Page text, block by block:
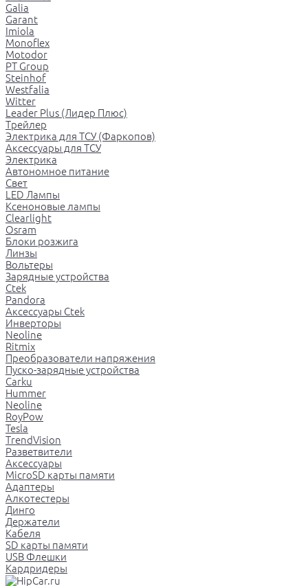
Galia
Garant
Imiola
Monoflex
Motodor
PT Group
Steinhof
Westfalia
Witter
Leader Plus (Лидер Плюс)
Трейлер
Электрика для ТСУ (Фаркопов)
Аксессуары для ТСУ
Электрика
Автономное питание
Свет
LED Лампы
Ксеноновые лампы
Clearlight
Osram
Блоки розжига
Линзы
Вольтеры
Зарядные устройства
Ctek
Pandora
Аксессуары Ctek
Инверторы
Neoline
Ritmix
Преобразователи напряжения
Пуско-зарядные устройства
Carku
Hummer
Neoline
RoyPow
Tesla
TrendVision
Разветвители
Аксессуары
MicroSD карты памяти
Адаптеры
Алкотестеры
Динго
Держатели
Кабеля
SD карты памяти
USB Флешки
Кардридеры